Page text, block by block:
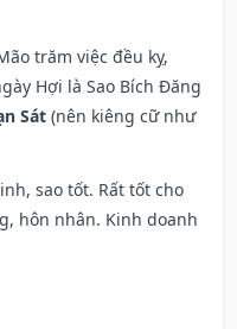
trăm việc đều kỵ,
Hợi là Sao Bích Đăng
Sát (nên kiêng cữ như
sao tốt. Rất tốt cho
hôn nhân. Kinh doanh